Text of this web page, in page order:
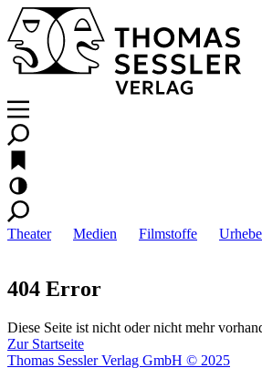
Theater Medien Filmstoffe
404 Error
Diese Seite ist nicht oder nicht mehr
Zur Startseite
Thomas Sessler Verlag GmbH © 2025